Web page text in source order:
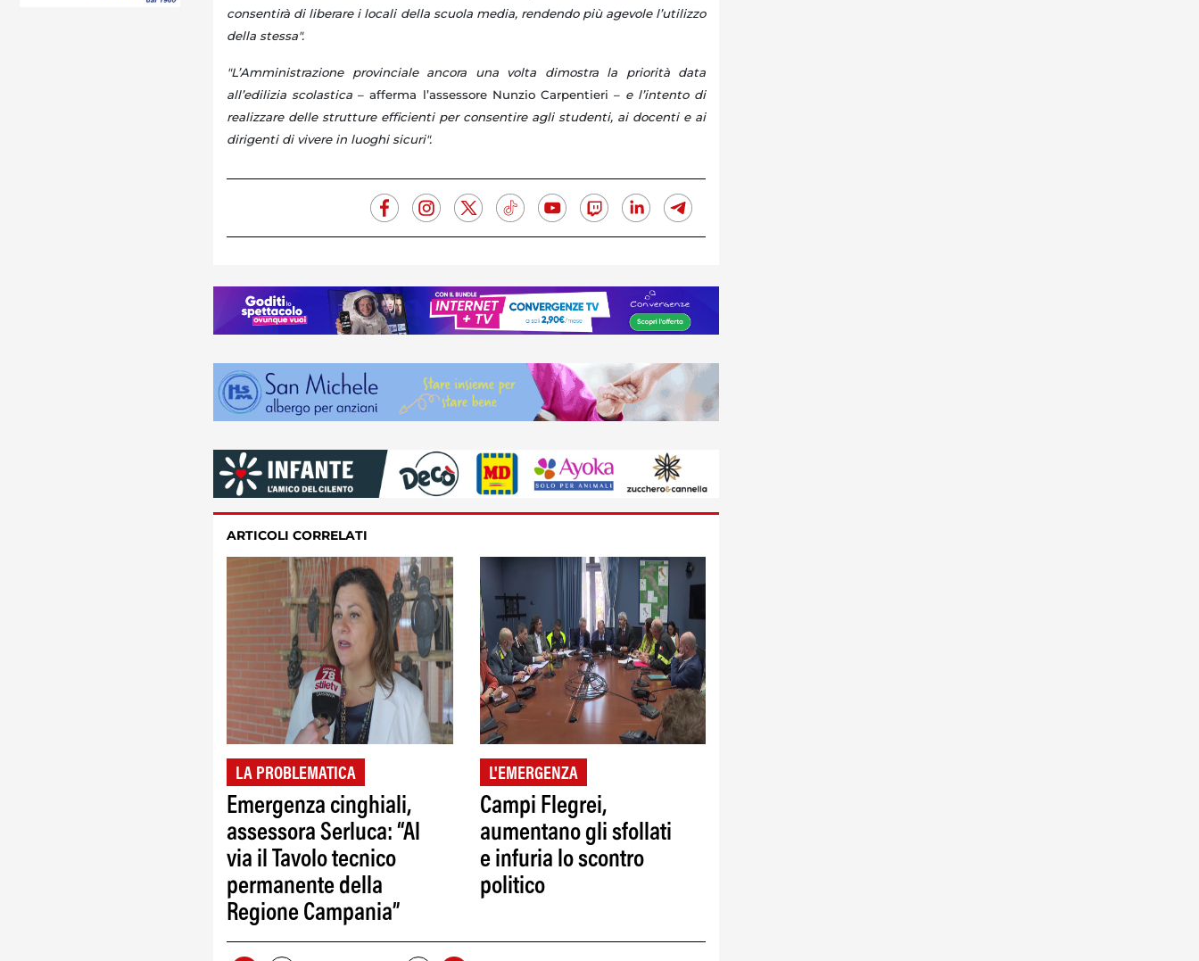
consentirà di liberare i locali della scuola media, rendendo più agevole l’utilizzo
della stessa".
"L’Amministrazione provinciale ancora una volta dimostra la priorità data
all’edilizia scolastica – afferma l’assessore Nunzio Carpentieri – e l’intento di
realizzare delle strutture efficienti per consentire agli studenti, ai docenti e ai
dirigenti di vivere in luoghi sicuri".
ARTICOLI CORRELATI
LA PROBLEMATICA
Emergenza cinghiali,
assessora Serluca: “Al
via il Tavolo tecnico
permanente della
Regione Campania”
L'EMERGENZA
Campi Flegrei,
aumentano gli sfollati
e infuria lo scontro
politico